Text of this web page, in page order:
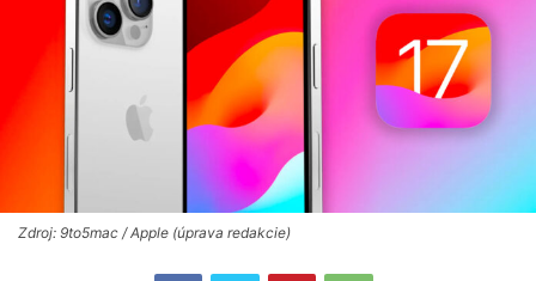
Zdroj: 9to5mac / Apple (úprava redakcie)